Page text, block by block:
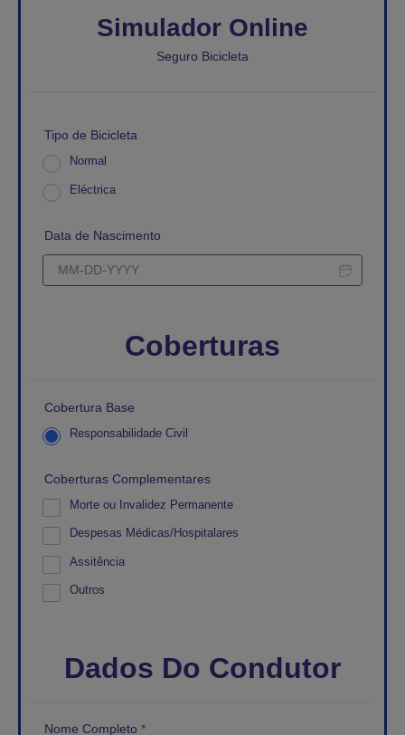
Simulador Online
Seguro Bicicleta
Tipo de Bicicleta
Normal
Eléctrica
Data de Nascimento
Coberturas
Cobertura Base
Responsabilidade Civil
Coberturas Complementares
Morte ou Invalidez Permanente
Despesas Médicas/Hospitalares
Assitência
Outros
Dados Do Condutor
Nome Completo *